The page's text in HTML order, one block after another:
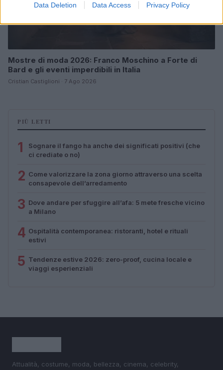
Data Deletion Data Access Privacy Policy
Mostre di moda 2026: Franco Moschino a Forte di
Bard e gli eventi imperdibili in Italia
Cristian Castiglioni · 7 Ago 2026
PIÙ LETTI
1
Sognare il fango ha anche dei significati positivi (che
ci crediate o no)
2 Come valorizzare la zona giorno attraverso una scelta
consapevole dell’arredamento
3 Dove andare per sfuggire all’afa: 5 mete fresche vicino
a Milano
4 Ospitalità contemporanea: ristoranti, hotel e rituali
estivi
5 Tendenze estive 2026: zero-proof, cucina locale e
viaggi esperienziali
Attualità, costume, moda, bellezza, cinema, celebrity,